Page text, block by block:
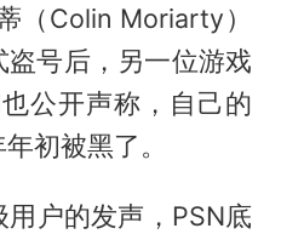
（Colin Moriarty）
号后，另一位游戏
公开声称，自己的
初被黑了。
户的发声，PSN底